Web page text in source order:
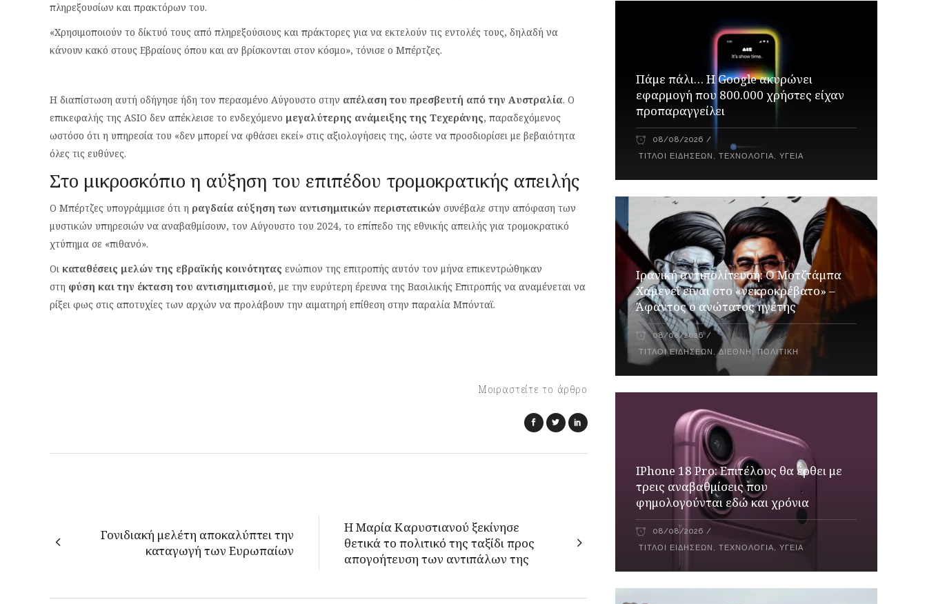
πληρεξουσίων και πρακτόρων του.
«Χρησιμοποιούν το δίκτυό τους από πληρεξούσιους και πράκτορες για να εκτελούν τις εντολές τους, δηλαδή να
κάνουν κακό στους Εβραίους όπου και αν βρίσκονται στον κόσμο», τόνισε ο Μπέρτζες.
Η διαπίστωση αυτή οδήγησε ήδη τον περασμένο Αύγουστο στην απέλαση του πρεσβευτή από την Αυστραλία. Ο
επικεφαλής της ASIO δεν απέκλεισε το ενδεχόμενο μεγαλύτερης ανάμειξης της Τεχεράνης, παραδεχόμενος
ωστόσο ότι η υπηρεσία του «δεν μπορεί να φθάσει εκεί» στις αξιολογήσεις της, ώστε να προσδιορίσει με βεβαιότητα
όλες τις ευθύνες.
Στο μικροσκόπιο η αύξηση του επιπέδου τρομοκρατικής απειλής
Ο Μπέρτζες υπογράμμισε ότι η ραγδαία αύξηση των αντισημιτικών περιστατικών συνέβαλε στην απόφαση των
μυστικών υπηρεσιών να αναβαθμίσουν, τον Αύγουστο του 2024, το επίπεδο της εθνικής απειλής για τρομοκρατικό
χτύπημα σε «πιθανό».
Οι καταθέσεις μελών της εβραϊκής κοινότητας ενώπιον της επιτροπής αυτόν τον μήνα επικεντρώθηκαν
στη φύση και την έκταση του αντισημιτισμού, με την ευρύτερη έρευνα της Βασιλικής Επιτροπής να αναμένεται να
ρίξει φως στις αποτυχίες των αρχών να προλάβουν την αιματηρή επίθεση στην παραλία Μπόνταϊ.
Μοιραστείτε το άρθρο
Γονιδιακή μελέτη αποκαλύπτει την
καταγωγή των Ευρωπαίων
Η Μαρία Καρυστιανού ξεκίνησε
θετικά το πολιτικό της ταξίδι προς
απογοήτευση των αντιπάλων της
Πάμε πάλι… Η Google ακυρώνει
εφαρμογή που 800.000 χρήστες είχαν
προπαραγγείλει
08/08/2026
ΤΊΤΛΟΙ ΕΙΔΉΣΕΩΝ ,ΤΕΧΝΟΛΟΓΊΑ,ΥΓΕΊΑ
Ιρανική αντιπολίτευση: Ο Μοτζτάμπα
Χαμενεΐ είναι στο «νεκροκρέβατο» –
Άφαντος ο ανώτατος ηγέτης
08/08/2026
ΤΊΤΛΟΙ ΕΙΔΉΣΕΩΝ ,ΔΙΕΘΝΉ ,ΠΟΛΙΤΙΚΉ
IPhone 18 Pro: Επιτέλους θα έρθει με
τρεις αναβαθμίσεις που
φημολογούνται εδώ και χρόνια
08/08/2026
ΤΊΤΛΟΙ ΕΙΔΉΣΕΩΝ ,ΤΕΧΝΟΛΟΓΊΑ,ΥΓΕΊΑ